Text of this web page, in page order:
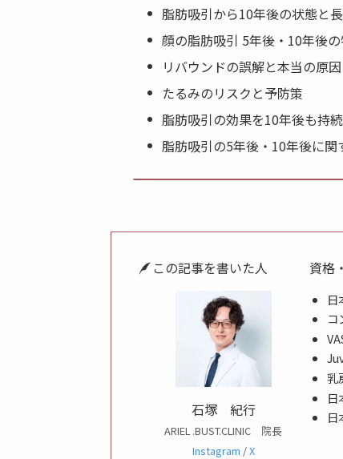
脂肪吸引から10年後の状態と
顔の脂肪吸引 5年後・10年後
リバウンドの誤解と本当の原因
たるみのリスクと予防策
脂肪吸引の効果を10年後も持
脂肪吸引の5年後・10年後に関
この記事を書いた人
石塚 紀行
ARIEL .BUST.CLINIC 院長
Instagram /X
資格
日
コ
乳
日
日